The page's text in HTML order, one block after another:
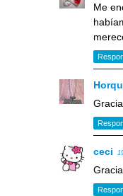
Me
ceci